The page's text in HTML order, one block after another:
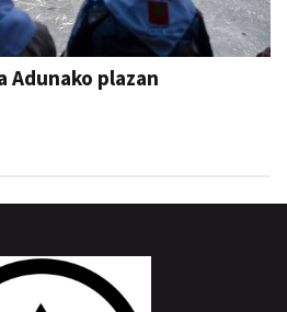
Adunako plazan